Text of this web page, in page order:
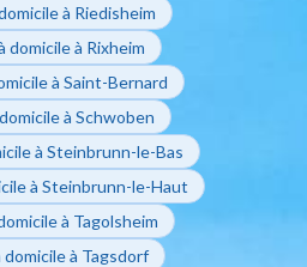
à Riedisheim
domicile à Rixheim
à Saint-Bernard
à Schwoben
à Steinbrunn-le-Bas
à Steinbrunn-le-Haut
à Tagolsheim
domicile à Tagsdorf